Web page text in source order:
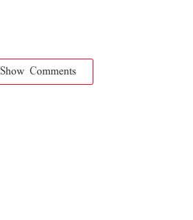
Show Comments